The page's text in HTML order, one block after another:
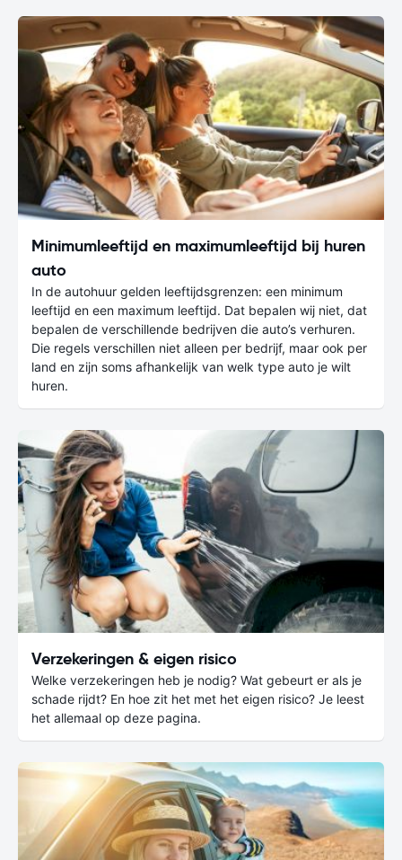
Minimumleeftijd en maximumleeftijd bij huren
auto
In de autohuur gelden leeftijdsgrenzen: een minimum
leeftijd en een maximum leeftijd. Dat bepalen wij niet, dat
bepalen de verschillende bedrijven die auto’s verhuren.
Die regels verschillen niet alleen per bedrijf, maar ook per
land en zijn soms afhankelijk van welk type auto je wilt
huren.
Verzekeringen & eigen risico
Welke verzekeringen heb je nodig? Wat gebeurt er als je
schade rijdt? En hoe zit het met het eigen risico? Je leest
het allemaal op deze pagina.